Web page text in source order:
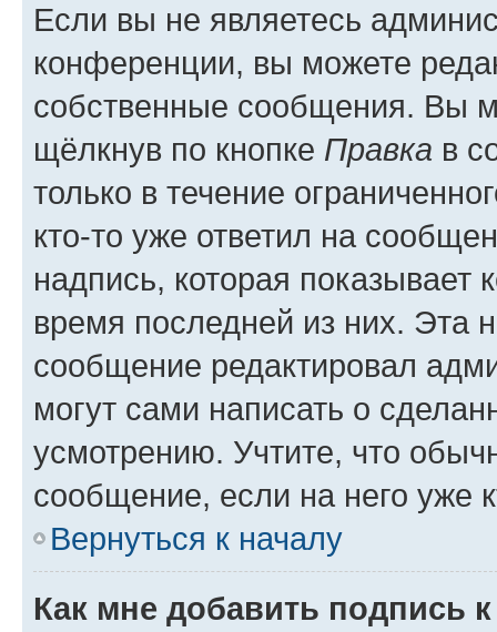
Если вы не являетесь
конференции, вы можете
собственные сообщения. Вы
щёлкнув по кнопке Правка в
только в течение
кто-то уже ответил на
надпись, которая показывает
время последней из них. Эта
сообщение редактировал
могут сами написать о
усмотрению. Учтите, что
сообщение, если на него уже
Вернуться к началу
Как мне добавить подпись